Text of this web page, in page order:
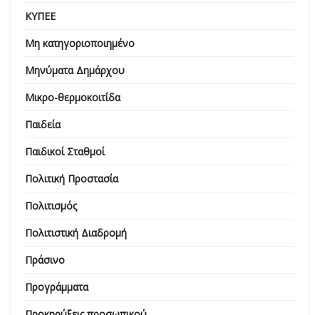
ΚΥΠΕΕ
Μη κατηγοριοποιημένο
Μηνύματα Δημάρχου
Μικρο-θερμοκοιτίδα
Παιδεία
Παιδικοί Σταθμοί
Πολιτική Προστασία
Πολιτισμός
Πολιτιστική Διαδρομή
Πράσινο
Προγράμματα